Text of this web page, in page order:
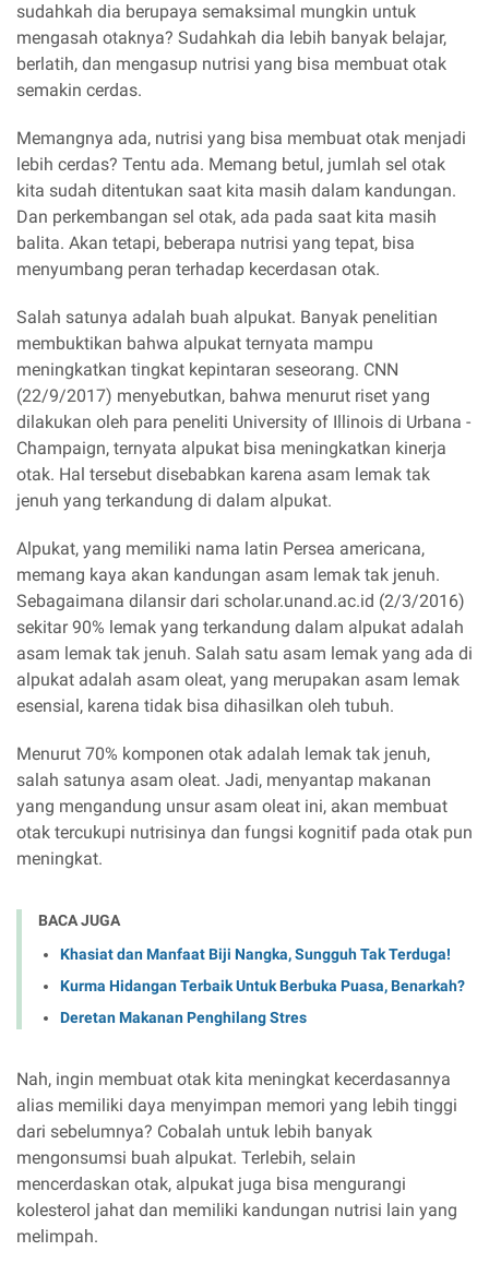
sudahkah dia berupaya semaksimal mungkin untuk
mengasah otaknya? Sudahkah dia lebih banyak belajar,
berlatih, dan mengasup nutrisi yang bisa membuat otak
semakin cerdas.
Memangnya ada, nutrisi yang bisa membuat otak menjadi
lebih cerdas? Tentu ada. Memang betul, jumlah sel otak
kita sudah ditentukan saat kita masih dalam kandungan.
Dan perkembangan sel otak, ada pada saat kita masih
balita. Akan tetapi, beberapa nutrisi yang tepat, bisa
menyumbang peran terhadap kecerdasan otak.
Salah satunya adalah buah alpukat. Banyak penelitian
membuktikan bahwa alpukat ternyata mampu
meningkatkan tingkat kepintaran seseorang. CNN
(22/9/2017) menyebutkan, bahwa menurut riset yang
dilakukan oleh para peneliti University of Illinois di Urbana -
Champaign, ternyata alpukat bisa meningkatkan kinerja
otak. Hal tersebut disebabkan karena asam lemak tak
jenuh yang terkandung di dalam alpukat.
Alpukat, yang memiliki nama latin Persea americana,
memang kaya akan kandungan asam lemak tak jenuh.
Sebagaimana dilansir dari scholar.unand.ac.id (2/3/2016)
sekitar 90% lemak yang terkandung dalam alpukat adalah
asam lemak tak jenuh. Salah satu asam lemak yang ada di
alpukat adalah asam oleat, yang merupakan asam lemak
esensial, karena tidak bisa dihasilkan oleh tubuh.
Menurut 70% komponen otak adalah lemak tak jenuh,
salah satunya asam oleat. Jadi, menyantap makanan
yang mengandung unsur asam oleat ini, akan membuat
otak tercukupi nutrisinya dan fungsi kognitif pada otak pun
meningkat.
BACA JUGA
Khasiat dan Manfaat Biji Nangka, Sungguh Tak Terduga!
Kurma Hidangan Terbaik Untuk Berbuka Puasa, Benarkah?
Deretan Makanan Penghilang Stres
Nah, ingin membuat otak kita meningkat kecerdasannya
alias memiliki daya menyimpan memori yang lebih tinggi
dari sebelumnya? Cobalah untuk lebih banyak
mengonsumsi buah alpukat. Terlebih, selain
mencerdaskan otak, alpukat juga bisa mengurangi
kolesterol jahat dan memiliki kandungan nutrisi lain yang
melimpah.